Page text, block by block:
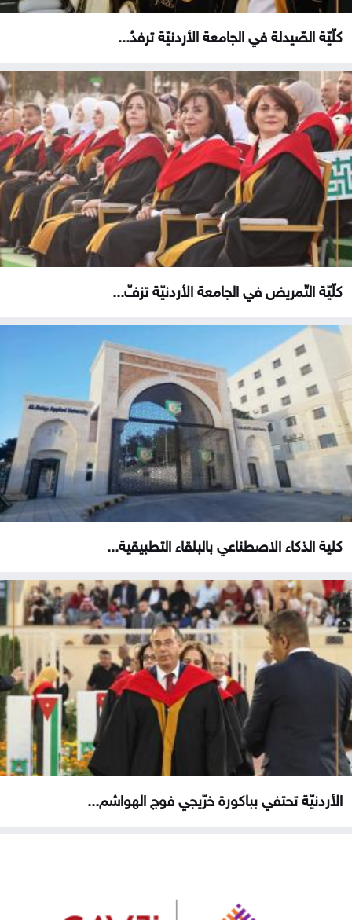
كلّيّة الصّيدلة في الجامعة الأردنيّة ترفدُ...
كلّيّة التّمريض في الجامعة الأردنيّة تزفّ...
كلية الذكاء الاصطناعي بالبلقاء التطبيقية...
الأردنيّة تحتفي بباكورة خرّيجي فوج الهواشم...